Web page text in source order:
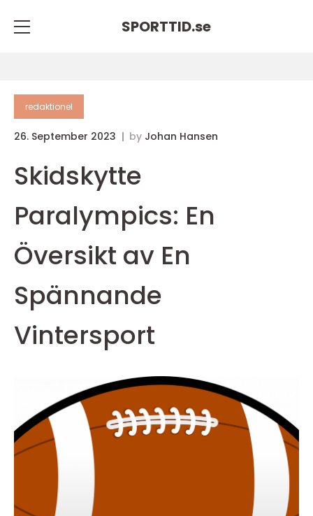
SPORTTID.se
redaktionel
26. September 2023 by Johan Hansen
Skidskytte
Paralympics: En
Översikt av En
Spännande
Vintersport